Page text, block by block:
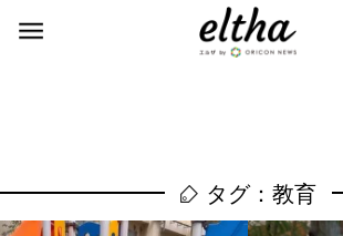
タグ：教育